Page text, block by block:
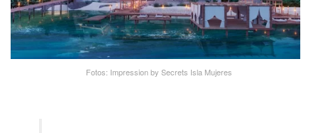
Fotos: Impression by Secrets Isla Mujeres